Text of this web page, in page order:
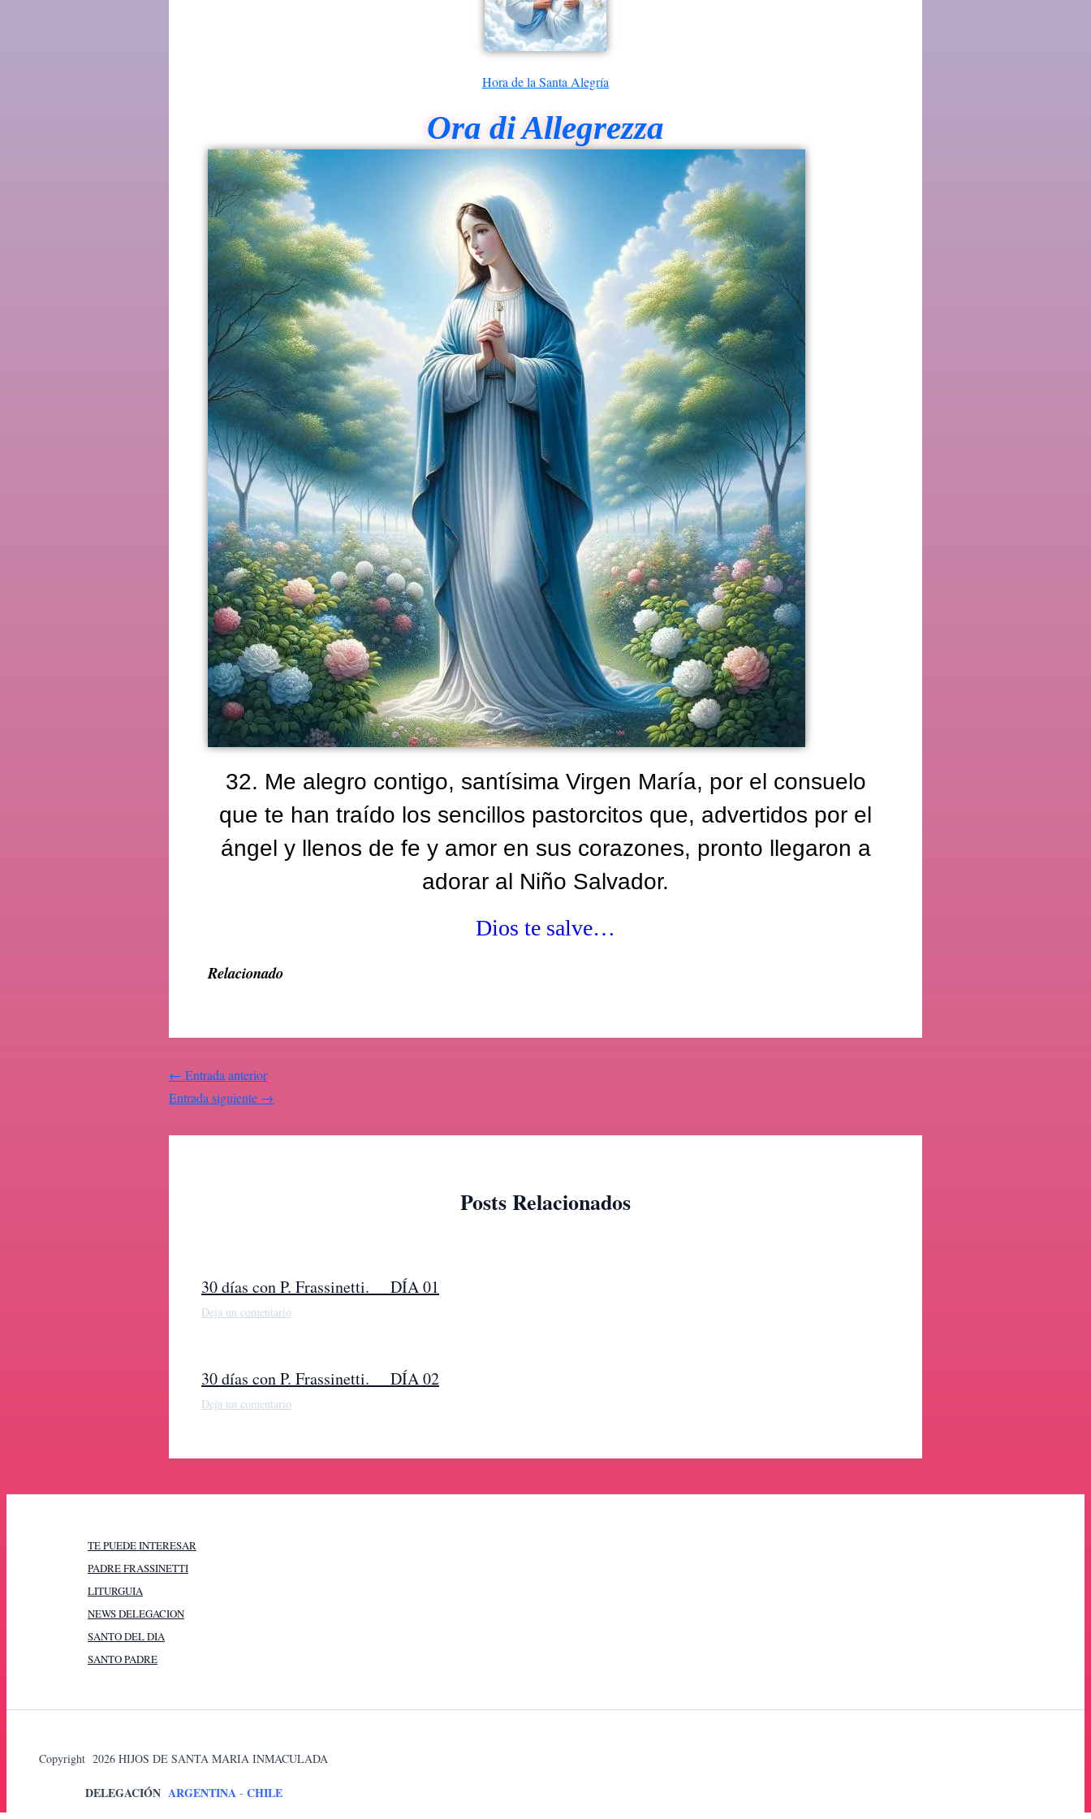
Hora de la Santa Alegría
Ora di Allegrezza
32. Me alegro contigo, santísima Virgen María, por el consuelo
que te han traído los sencillos pastorcitos que, advertidos por el
ángel y llenos de fe y amor en sus corazones, pronto llegaron a
adorar al Niño Salvador.
Dios te salve…
Relacionado
← Entrada anterior
Entrada siguiente →
Posts Relacionados
30 días con P. Frassinetti. DÍA 01
Deja un comentario
30 días con P. Frassinetti. DÍA 02
Deja un comentario
TE PUEDE INTERESAR
PADRE FRASSINETTI
LITURGUIA
NEWS DELEGACION
SANTO DEL DIA
SANTO PADRE
Copyright 2026 HIJOS DE SANTA MARIA INMACULADA
DELEGACIÓN ARGENTINA- CHILE